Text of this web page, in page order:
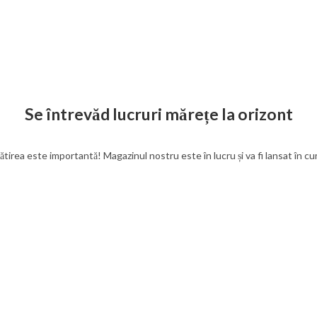
Se întrevăd lucruri mărețe la orizont
este importantă! Magazinul nostru este în lucru și va fi lansat în